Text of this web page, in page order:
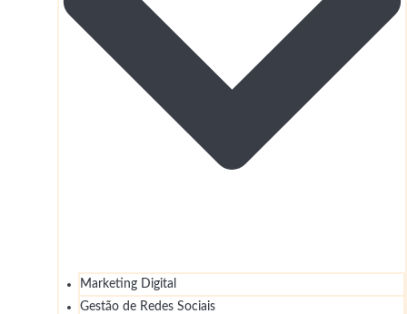
Marketing Digital
Gestão de Redes Sociais